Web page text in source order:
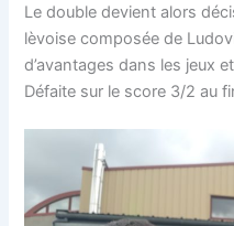
Le double devient alors
lèvoise composée de
d’avantages dans les jeux
Défaite sur le score 3/2 au